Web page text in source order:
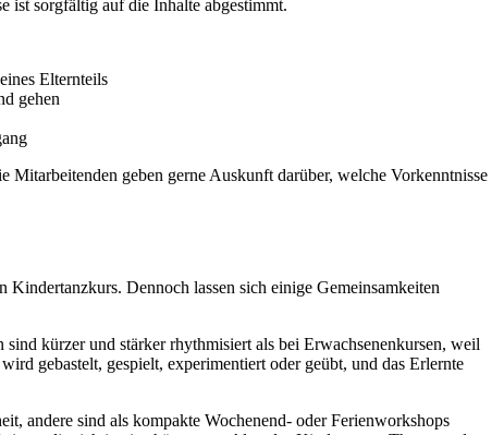
ist sorgfältig auf die Inhalte abgestimmt.
Elternteils
gehen
geben gerne Auskunft darüber, welche Vorkenntnisse
Dennoch lassen sich einige Gemeinsamkeiten
kürzer und stärker rhythmisiert als bei Erwachsenenkursen, weil
gebastelt, gespielt, experimentiert oder geübt, und das Erlernte
andere sind als kompakte Wochenend- oder Ferienworkshops